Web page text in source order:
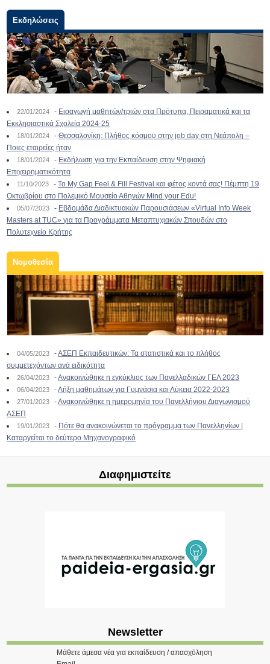
Εκδηλώσεις
22/01/2024 - Εισαγωγή μαθητών/τριών στα Πρότυπα, Πειραματικά και τα
Εκκλησιαστικά Σχολεία 2024-25
18/01/2024 -Θεσσαλονίκη: Πλήθος κόσμου στην job day στη Νεάπολη –
Ποιες εταιρείες ήταν
18/01/2024 - Εκδήλωση για την Εκπαίδευση στην Ψηφιακή
Επιχειρηματικότητα
11/10/2023 -To My Gap Feel & Fill Festival και φέτος κοντά σας! Πέμπτη 19
Οκτωβρίου στο Πολεμικό Μουσείο Αθηνών Mind your Edu!
05/07/2023 - Εβδομάδα Διαδικτυακών Παρουσιάσεων «Virtual Info Week
Masters at TUC» για τα Προγράμματα Μεταπτυχιακών Σπουδών στο
Πολυτεχνείο Κρήτης
Νομοθεσία
04/05/2023 -ΑΣΕΠ Εκπαιδευτικών: Τα στατιστικά και το πλήθος
συμμετεχόντων ανά ειδικότητα
26/04/2023 -Ανακοινώθηκε η εγκύκλιος των Πανελλαδικών ΓΕΛ 2023
06/04/2023 -Λήξη μαθημάτων για Γυμνάσια και Λύκεια 2022-2023
27/01/2023 -Ανακοινώθηκε η ημερομηνία του Πανελλήνιου Διαγωνισμού
ΑΣΕΠ
19/01/2023 - Πότε θα ανακοινώνεται το πρόγραμμα των Πανελληνίων |
Καταργείται το δεύτερο Μηχανογραφικό
Διαφημιστείτε
Newsletter
Μάθετε άμεσα νέα για εκπαίδευση / απασχόληση